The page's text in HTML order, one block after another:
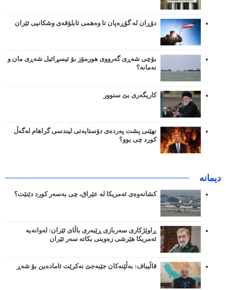
دۆڕان لە گۆڕەپان تا وەهمی ئابلۆقەی وشکانیی ئێران
بۆچی شەڕی گەرووی هورمۆز بۆ ئیسڕائیل شەڕی مان و
نەمانە؟
کاریگەری بێ سنوور
نهێنی پشت پەردەی دۆستایەتی لیندسی گراهام لەگەڵ
کورد چی بوو؟
دیمانە
کشانەوەی ئەمریکا لە عێراق، چی بەسەر کورد دێنێت؟
ڕاوێژکاری سەربازی ڕێبەری باڵای ئێران: لەوانەیە
ئەمریکا هێرشی زەوینی بکاتە سەر ئێران
قاڵیباف: بەڵێنەکان جێبەجێ نەکرێت ئامادەین بۆ شەڕ